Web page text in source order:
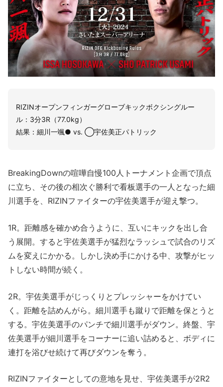
RIZINオープンフィンガーグローブキックボクシングルー
ル：3分3R（77.0kg）
結果：細川一颯● vs. ◯宇佐美正パトリック
BreakingDownの喧嘩自慢100人トーナメント企画で頂点
に立ち、その後の相次ぐ勝利で看板選手の一人となった細
川選手を、RIZINファイターの宇佐美選手が迎え撃つ。
1R。距離感を確かめ合うように、互いにキックを出し合
う展開。すると宇佐美選手が猛烈なラッシュで試合のリズ
ムを変えにかかる。しかし決め手にかける中、攻撃がヒッ
トしない時間が続く。
2R。宇佐美選手がじっくりとプレッシャーをかけてい
く。距離を詰めんがら。細川選手も蹴りで距離を保とうと
する。宇佐美選手のパンチで細川選手がダウン。終盤、宇
佐美選手が細川選手をコーナーに追い詰めると、ボディに
連打を浴びせ続けて再びダウンを奪う。
RIZINファイターとしての意地を見せ、宇佐美選手が2R2